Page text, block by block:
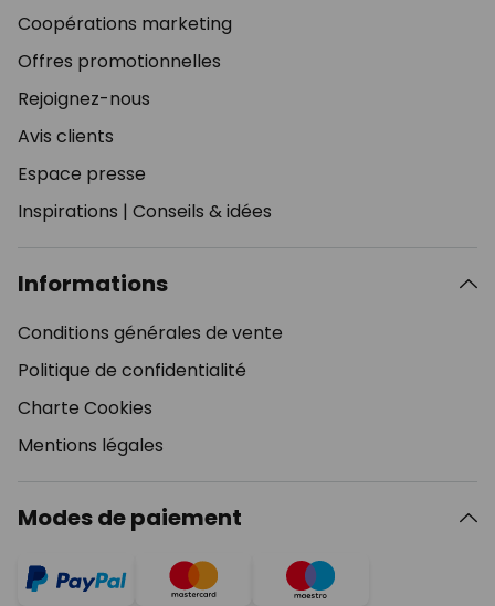
Coopérations marketing
Offres promotionnelles
Rejoignez-nous
Avis clients
Espace presse
Inspirations | Conseils & idées
Informations
Conditions générales de vente
Politique de confidentialité
Charte Cookies
Mentions légales
Modes de paiement